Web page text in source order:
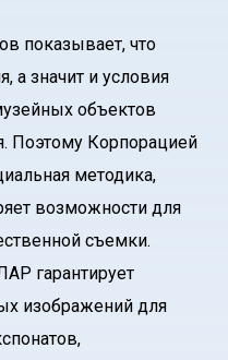
показывает, что
а значит и условия
объектов
Поэтому Корпорацией
методика,
возможности для
съемки.
гарантирует
изображений для